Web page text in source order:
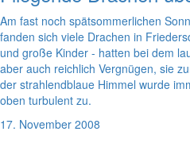
Am fast noch spätsommerlichen
fanden sich viele Drachen in
und große Kinder - hatten bei dem
aber auch reichlich Vergnügen, sie
der strahlendblaue Himmel wurde
oben turbulent zu.
17. November 2008